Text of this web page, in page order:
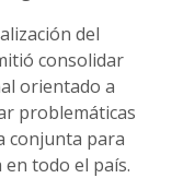
del
consolidar
orientado a
problemáticas
conjunta para
todo el país.